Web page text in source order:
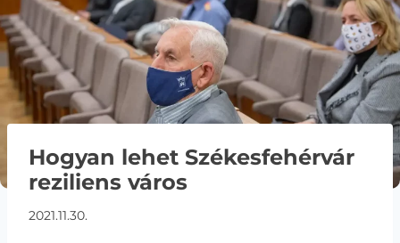
Hogyan lehet Székesfehérvár
reziliens város
2021.11.30.